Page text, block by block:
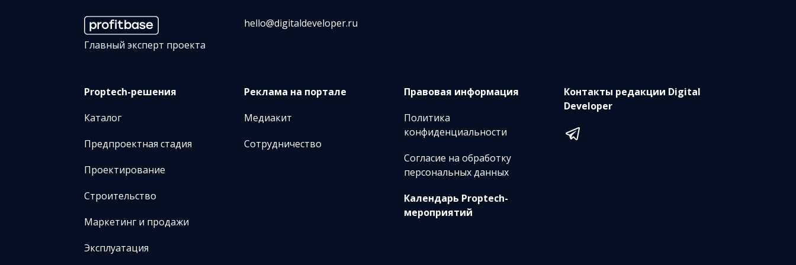
Главный эксперт проекта
hello@digitaldeveloper.ru
Proptech-решения
Каталог
Предпроектная стадия
Проектирование
Строительство
Маркетинг и продажи
Эксплуатация
Реклама на портале
Медиакит
Сотрудничество
Правовая информация
Политика
конфиденциальности
Согласие на обработку
персональных данных
Календарь Proptech-
мероприятий
Контакты редакции Digital
Developer
Telegram